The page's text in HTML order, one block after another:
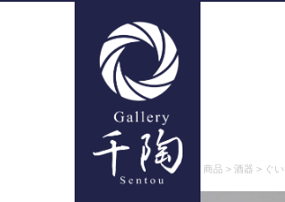
ギャラリー千陶 商品 > 酒器 > ぐ